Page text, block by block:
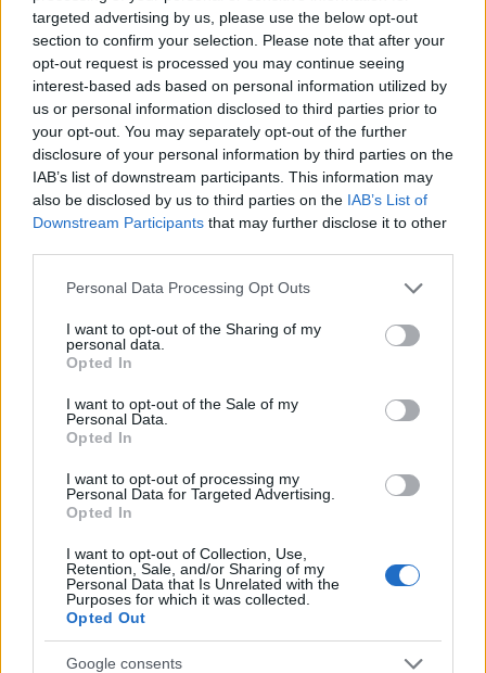
targeted advertising by us, please use the below opt-out
section to confirm your selection. Please note that after your
opt-out request is processed you may continue seeing
interest-based ads based on personal information utilized by
us or personal information disclosed to third parties prior to
your opt-out. You may separately opt-out of the further
disclosure of your personal information by third parties on the
IAB’s list of downstream participants. This information may
also be disclosed by us to third parties on the IAB’s List of
Downstream Participants that may further disclose it to other
Please note that this website/app uses one or more Google
not limited to your visit or usage behaviour. You may click to
grant or deny consent to Google and its third-party tags to
use your data for below specified purposes in below Google
consent section.
Personal Data Processing Opt Outs
I want to opt-out of the Sharing of my
personal data.
Opted In
I want to opt-out of the Sale of my
Personal Data.
Opted In
I want to opt-out of processing my
Personal Data for Targeted Advertising.
Opted In
I want to opt-out of Collection, Use,
Retention, Sale, and/or Sharing of my
Personal Data that Is Unrelated with the
Purposes for which it was collected.
Opted Out
Google consents
Μετατρέπονται σε Επιχειρηματική Δύναμη
Τι είναι το big data analytics και πώς βοηθά τις επιχειρήσεις να
μετατρέπουν τα δεδομένα σε στρατηγικές αποφάσεις; Οφέλη
και τύποι.
21.01.2026 17:36
Ομάδα
Flash.gr
Τεχνολογίας
Τι είναι τα πράσινα data centers και γιατί αποτελούν το
μέλλον της βιώσιμης τεχνολογίας; Μάθετε πώς μειώνουν την
κατανάλωση ενέργειας.
21.01.2026 17:36
Flash.gr